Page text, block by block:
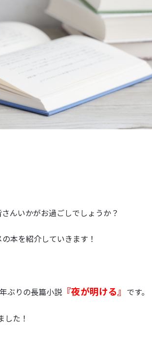
んいかがお過ごしでしょうか？
本を紹介していきます！
ぶりの長篇小説 『夜が明ける』 です。
た！